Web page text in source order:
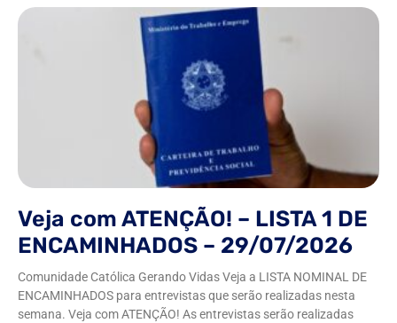
Veja com ATENÇÃO! – LISTA 1 DE
ENCAMINHADOS – 29/07/2026
Comunidade Católica Gerando Vidas Veja a LISTA NOMINAL DE
ENCAMINHADOS para entrevistas que serão realizadas nesta
semana. Veja com ATENÇÃO! As entrevistas serão realizadas